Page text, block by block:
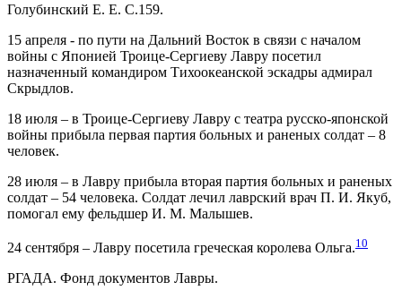
Голубинский Е. Е. C.159.
15 апреля - по пути на Дальний Восток в связи с началом
войны с Японией Троице-Сергиеву Лавру посетил
назначенный командиром Тихоокеанской эскадры адмирал
Скрыдлов.
18 июля – в Троице-Сергиеву Лавру с театра русско-японской
войны прибыла первая партия больных и раненых солдат – 8
человек.
28 июля – в Лавру прибыла вторая партия больных и раненых
солдат – 54 человека. Солдат лечил лаврский врач П. И. Якуб,
помогал ему фельдшер И. М. Малышев.
24 сентября – Лавру посетила греческая королева Ольга.10
РГАДА. Фонд документов Лавры.